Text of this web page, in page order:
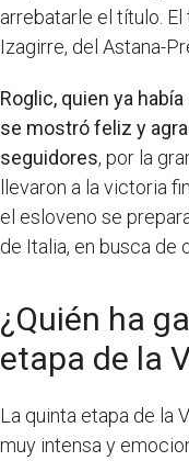
arrebatarle el título.
Izagirre, del Astana-
Roglic, quien ya
se mostró feliz y
seguidores, por la
llevaron a la victoria
el esloveno se
de Italia, en busca de
¿Quién ha
etapa de la
La quinta etapa de la
muy intensa y